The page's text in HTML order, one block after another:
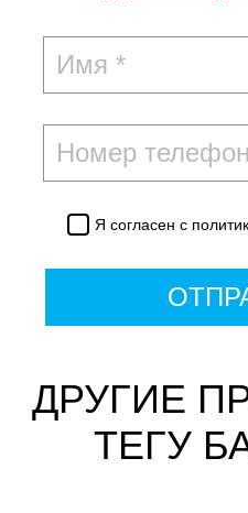
Я согласен с
ДРУГИЕ
ТЕГУ